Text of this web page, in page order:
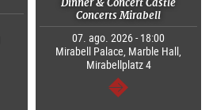
Dinner & Concert Castle
Concerts Mirabell
07. ago. 2026 - 18:00
Mirabell Palace, Marble Hall,
Mirabellplatz 4